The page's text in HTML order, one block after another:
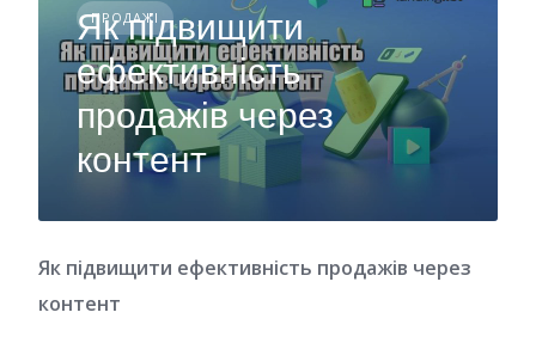
ПРОДАЖІ
Як підвищити
ефективність
продажів через
контент
Як підвищити ефективність продажів через
контент